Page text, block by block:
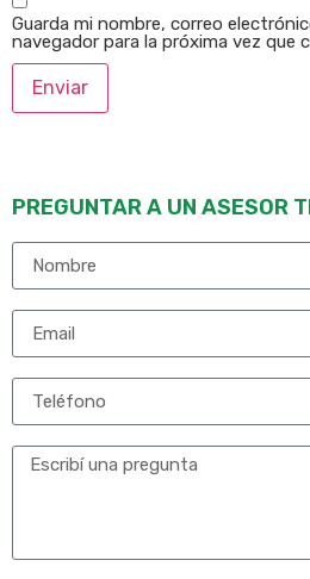
Guarda mi nombre, correo
navegador para la próxima vez que
PREGUNTAR A UN ASESOR